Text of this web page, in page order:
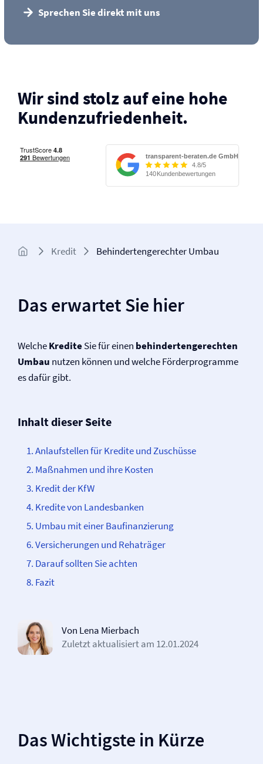
Sprechen Sie direkt mit uns
Wir sind stolz auf eine hohe
Kunden­zufriedenheit.
Kredit Behindertengerechter Umbau
Das erwartet Sie hier
WelcheKrediteSie für einen behindertengerechten
Umbau nutzen können und welche Förderprogramme
es dafür gibt.
Inhalt dieser Seite
Anlaufstellen für Kredite und Zuschüsse
Maßnahmen und ihre Kosten
Kredit der KfW
Kredite von Landesbanken
Umbau mit einer Baufinanzierung
Versicherungen und Rehaträger
Darauf sollten Sie achten
Fazit
Von Lena Mierbach
Zuletzt aktualisiert am 12.01.2024
Das Wichtigste in Kürze